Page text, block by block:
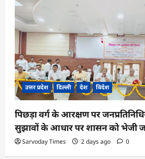
उत्तर प्रदेश दिल्ली देश विदेश
पिछड़ा वर्ग के आरक्षण पर
सुझावों के आधार पर शासन को भेजी
Sarvoday Times 2 days ago 0